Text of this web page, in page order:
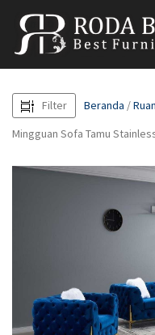
Filter Beranda /
Mingguan Sofa Tamu